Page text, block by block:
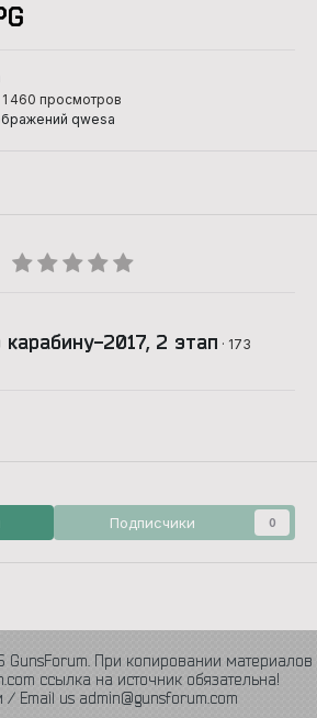
1 460 просмотров
qwesa
карабину-2017, 2 этап · 173
Подписчики 0
При копировании материалов
ссылка на источник обязательна!
/ Email us admin@gunsforum.com